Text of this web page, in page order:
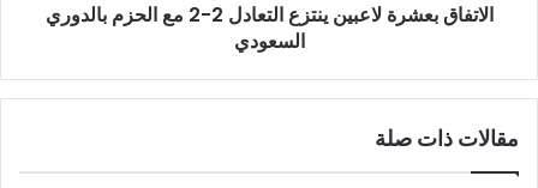
بالدوري
الاتفاق بعشرة لاعبين ينتزع التعادل 2-2 مع الحزم بالدوري
السعودي
مقالات ذات صلة